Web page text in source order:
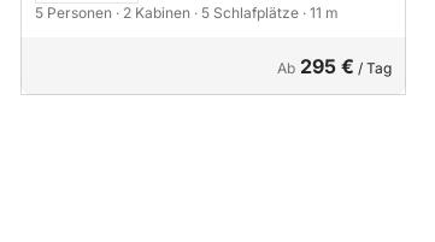
5 Personen · 2 Kabinen · 5 Schlafplätze · 11 m
Ab 295 € / Tag